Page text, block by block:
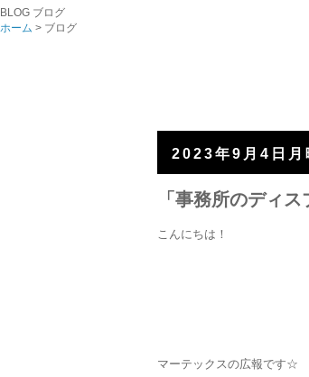
BLOG ブログ
ホーム > ブログ
2023年9月4日月
「事務所のディ
こんにちは！
マーテックスの広報です☆